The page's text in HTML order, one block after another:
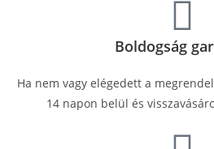
Boldogság
Ha nem vagy elégedett a
14 napon belül és